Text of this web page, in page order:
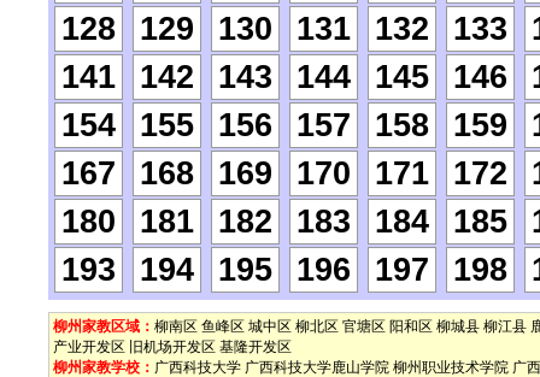
128
129 130 131 132 133
141
142 143 144 145 146
154
155 156 157 158 159
167
168 169 170 171 172
180
181 182 183 184 185
193
194 195 196 197 198
柳州家教区域： 柳南区 鱼峰区 城中区 柳北区 官塘区 阳和区 柳城县 柳江县
产业开发区
旧机场开发区 基隆开发区
柳州家教学校： 广西科技大学 广西科技大学鹿山学院 柳州职业技术学院 广